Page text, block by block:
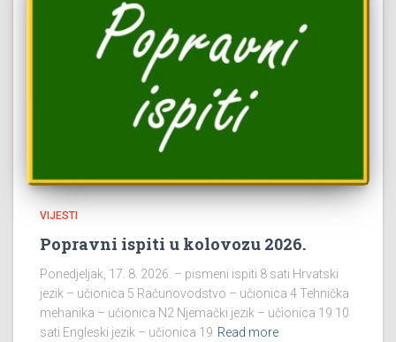
VIJESTI
Popravni ispiti u kolovozu 2026.
Ponedjeljak, 17. 8. 2026. – pismeni ispiti 8 sati Hrvatski
jezik – učionica 5 Računovodstvo – učionica 4 Tehnička
mehanika – učionica N2 Njemački jezik – učionica 19 10
sati Engleski jezik – učionica 19 Read more